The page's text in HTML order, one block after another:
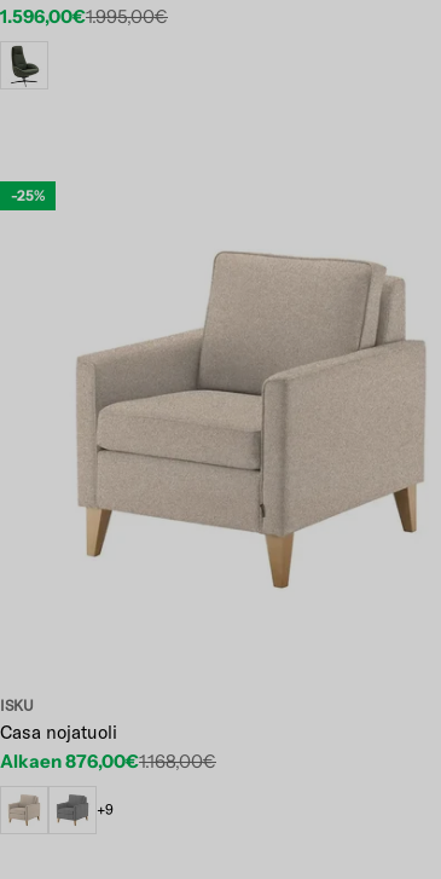
Etuhinta
1.596,00€
Normaalihinta1.995,00€
-25%
ISKU
Casa nojatuoli
Etuhinta
Alkaen 876,00€
Normaalihinta 1.168,00€
+9